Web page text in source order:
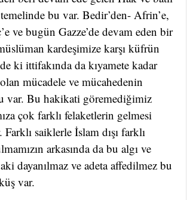
bu var. Bedir’den- Afrin’e,
ve bugün Gazze’de devam eden bir
kardeşimize karşı küfrün
ki ittifakında da kıyamete kadar
mücadele ve mücahedenin
var. Bu hakikati göremediğimiz
çok farklı felaketlerin gelmesi
saiklerle İslam dışı farklı
arkasında da bu algı ve
dayanılmaz ve adeta affedilmez bu
var.